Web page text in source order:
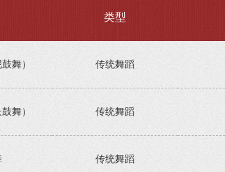
类型
舞） 传统舞蹈
舞） 传统舞蹈
传统舞蹈